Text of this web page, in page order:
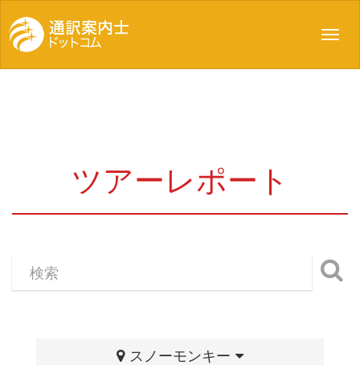
ツアーレポート
スノーモンキー